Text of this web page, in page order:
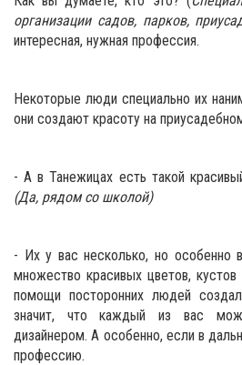
организации садов, парков,
интересная, нужная профессия.
Некоторые люди специально их
они создают красоту на
- А в Танежицах есть такой
(Да, рядом со школой)
- Их у вас несколько, но особенно
множество красивых цветов,
помощи посторонних людей
значит, что каждый из вас
дизайнером. А особенно, если в
профессию.